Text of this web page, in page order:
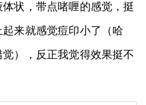
状，带点啫喱的感觉，挺
来就感觉痘印小了（哈
），反正我觉得效果挺不